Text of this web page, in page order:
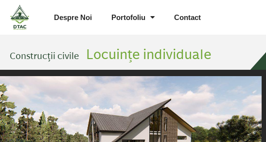
Despre Noi Portofoliu Contact
Construcții civile Locuințe individuale